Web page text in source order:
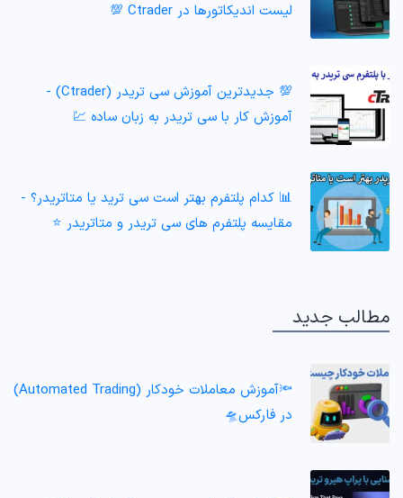
لیست اندیکاتورها در Ctrader 💯
💯 جدیدترین آموزش سی تریدر (Ctrader) -
آموزش کار با سی تریدر به زبان ساده 💹
📊 کدام پلتفرم بهتر است سی ترید یا متاتریدر؟ -
مقایسه پلتفرم های سی تریدر و متاتریدر ⭐️
مطالب جدید
🔦آموزش معاملات خودکار (Automated Trading)
در فارکس🛸